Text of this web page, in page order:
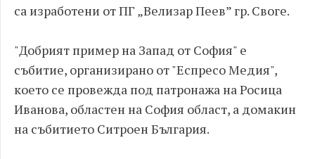
са изработени от ПГ „Велизар Пеев” гр. Своге.
"Добрият пример на Запад от София" е
събитие, организирано от "Еспресо Медия",
което се провежда под патронажа на Росица
Иванова, областен на София област, a домакин
на събитието Ситроен България.